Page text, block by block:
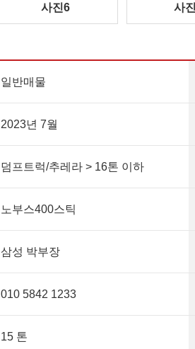
사진6 사
일반매물
2023년 7월
덤프트럭/추레라 > 16톤 이하
노부스400스틱
삼성 박부장
010 5842 1233
15 톤